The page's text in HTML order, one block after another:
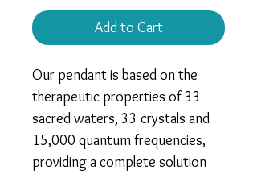
Add to Cart
Our pendant is based on the
therapeutic properties of33
sacred waters, 33 crystals and
15,000 quantum frequencies,
providing a complete solution